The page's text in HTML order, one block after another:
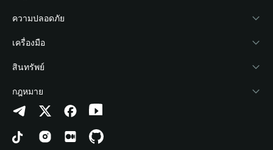
Academy
ข่าวสารด้านคริปโต
ศูนย์ช่วยเหลือ
ติดต่อเรา
ทรัพยากรข้อมูลของแบรนด์
อาชีพ
Stablecoin Earn
Payfi Crypto
Crypto Swap API
Altcoin Season Index
Prediction Markets
DApp
นักพัฒนา
เชื่อมต่อ Wallet
Bitget Wallet Pay
ลิสต์โปรเจกต์
ความปลอดภัย
Protection Fund
เทคโนโลยีความปลอดภัย
เครื่องมือ
ซื้อคริปโต
การตรวจจับการอนุญาต
การตรวจจับสัญญา
การโอนเป็นชุด
สินทรัพย์
Arbitrum
Avalanche
Bitcoin
กฎหมาย
นโยบายความเป็นส่วนตัว
ข้อตกลงในการใช้บริการ